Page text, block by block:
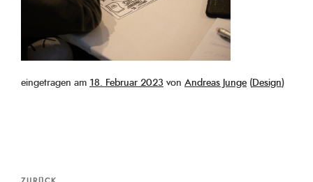
eingetragen am Veröffentlicht
18. Februar 2023 von Andreas Junge (Design)
Beitragsnavigation